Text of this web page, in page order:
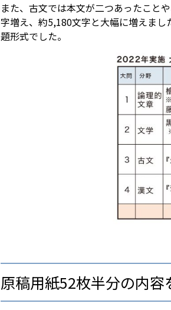
また、古文では本文が二つあったこと
字増え、約5,180文字と大幅に増えま
題形式でした。
原稿用紙52枚半分の内